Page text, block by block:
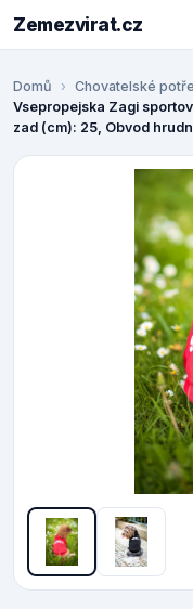
Zemezvirat.cz
Domů Chovatelské
Vsepropejska Zagi
zad (cm): 25, Obvod